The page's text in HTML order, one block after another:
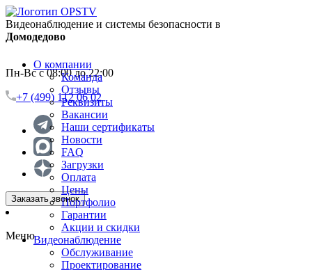
Видеонаблюдение и системы безопасности в
Домодедово
Пн-Вс с 08:00 до 22:00
+7 (499) 112 06 02
Заказать звонок
Меню
О компании
Команда
Отзывы
Реквизиты
Вакансии
Наши сертификаты
Новости
FAQ
Загрузки
Оплата
Цены
Портфолио
Гарантии
Акции и скидки
Видеонаблюдение
Обслуживание
Проектирование